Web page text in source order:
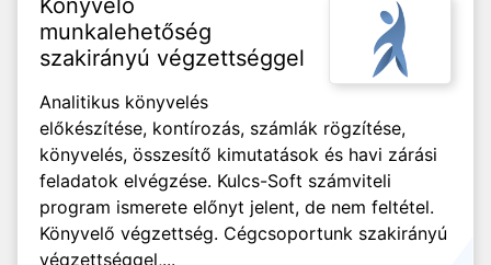
Könyvelő
munkalehetőség
szakirányú végzettséggel
Analitikus könyvelés
előkészítése, kontírozás, számlák rögzítése,
könyvelés, összesítő kimutatások és havi zárási
feladatok elvégzése. Kulcs-Soft számviteli
program ismerete előnyt jelent, de nem feltétel.
Könyvelő végzettség. Cégcsoportunk szakirányú
végzettséggel,...